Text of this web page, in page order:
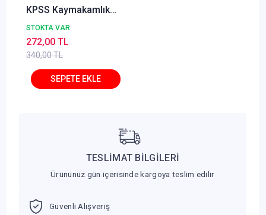
KPSS Kaymakamlık
Kamu Yönetimi Konu
Anlatımı - Ali Cömert
Makro Kitabevi
STOKTA VAR
340,00 TL
272,00 TL
TESLİMAT BİLGİLERİ
Ürününüz gün içerisinde kargoya teslim edilir
Güvenli Alışveriş